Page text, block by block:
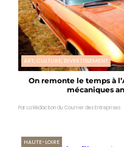
ART, CULTURE, DIVERTISSEMENT
On remonte le temps à
mécaniques
Par La Rédaction du Courrier des Entreprises
HAUTE-LOIRE